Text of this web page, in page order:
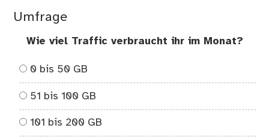
Umfrage
Wie viel Traffic verbraucht ihr im Monat?
0 bis 50 GB
51 bis 100 GB
101 bis 200 GB